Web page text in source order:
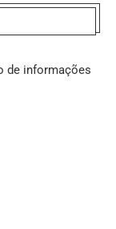
de informações